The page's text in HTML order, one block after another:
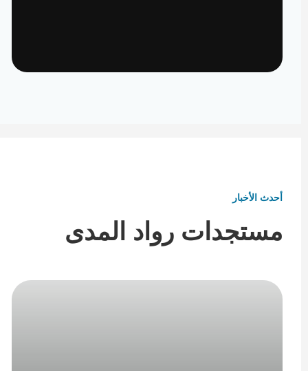
أحدث الأخبار
مستجدات رواد المدى